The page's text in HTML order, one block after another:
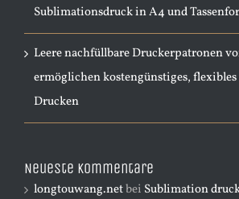
Sublimationsdruck in A4 und
Leere nachfüllbare Druckerpatronen
ermöglichen kostengünstiges,
Drucken
Neueste Kommentare
longtouwang.netbei Sublimation